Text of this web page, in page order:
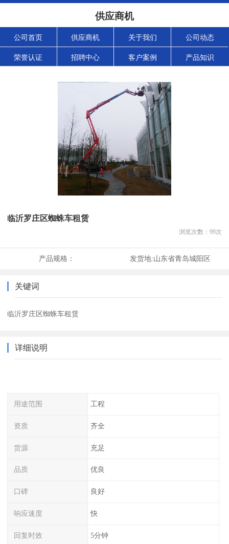
供应商机
公司首页 供应商机 关于我们 公司动态
荣誉认证 招聘中心 客户案例 产品知识
临沂罗庄区蜘蛛车租赁
浏览次数： 99次
产品规格： 发货地:山东省青岛城阳区
关键词
临沂罗庄区蜘蛛车租赁
详细说明
用途范围 工程
资质 齐全
货源 充足
品质 优良
口碑 良好
响应速度 快
回复时效 5分钟